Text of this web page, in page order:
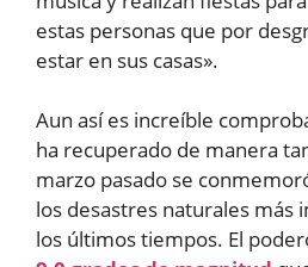
estas personas que por
estar en sus casas».
Aun así es increíble
ha recuperado de manera
marzo pasado se
los desastres naturales más
los últimos tiempos. El